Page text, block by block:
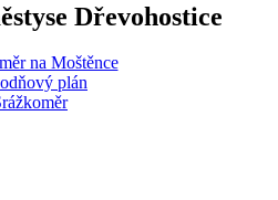
Dřevohostice
na Moštěnce
plán